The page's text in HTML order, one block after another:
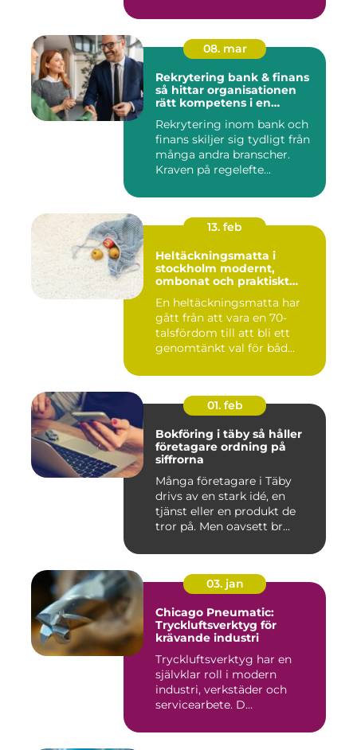
08. mar
Rekrytering bank & finans
så hittar organisationen
rätt kompetens i en
Rekrytering inom bank och
finans skiljer sig tydligt från
många andra branscher.
Kraven på regelefte...
13. feb
Heltäckningsmatta i
stockholm modernt,
ombonat och praktiskt
En heltäckningsmatta har
gått från att vara en 70-
talsfördom till att bli ett
genomtänkt val för båd...
01. feb
Bokföring i täby så håller
företagare ordning på
siffrorna
Många företagare i Täby
drivs av en stark idé, en
tjänst eller en produkt de
tror på. Men oavsett br...
03. jan
Chicago Pneumatic:
Tryckluftsverktyg för
krävande industri
Tryckluftsverktyg har en
självklar roll i modern
industri, verkstäder och
servicearbete. D...